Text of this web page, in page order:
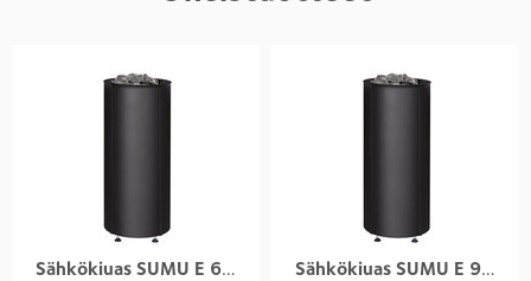
Sähkökiuas SUMU E 6,8 kW musta
Sähkökiuas SUMU E 9,0 kW musta